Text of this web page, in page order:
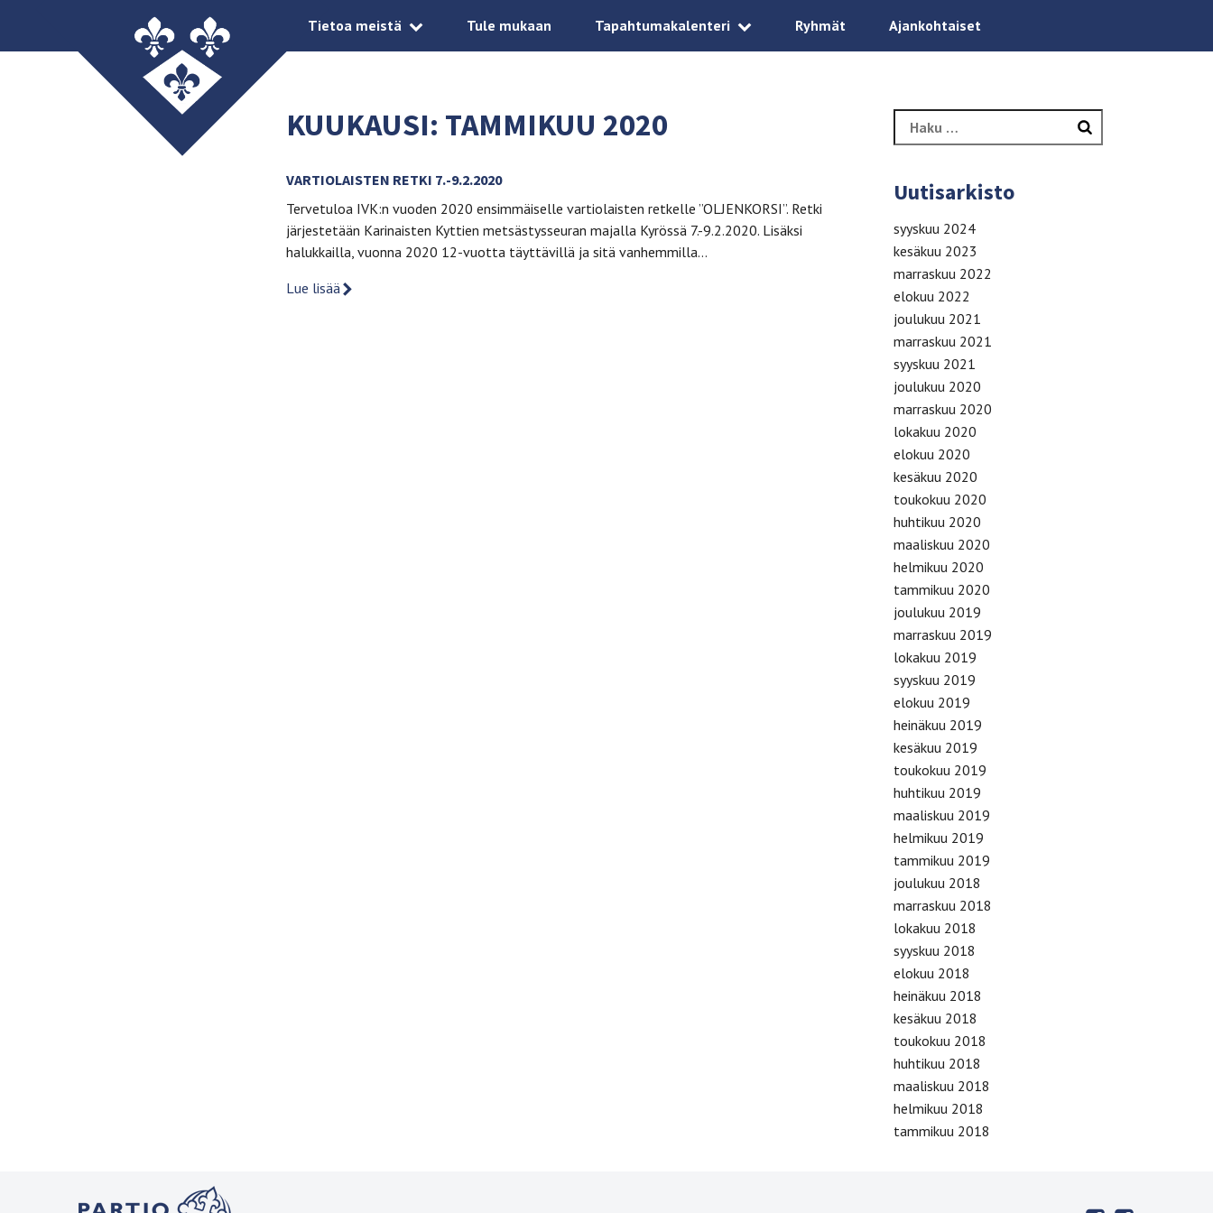
Tietoa meistä Tule mukaan Tapahtumakalenteri Ryhmät Ajankohtaiset
KUUKAUSI: TAMMIKUU 2020
VARTIOLAISTEN RETKI 7.-9.2.2020
Tervetuloa IVK:n vuoden 2020 ensimmäiselle vartiolaisten retkelle ”OLJENKORSI”. Retki
järjestetään Karinaisten Kyttien metsästysseuran majalla Kyrössä 7.-9.2.2020. Lisäksi
halukkailla, vuonna 2020 12-vuotta täyttävillä ja sitä vanhemmilla…
Lue lisää
Haku:
Uutisarkisto
syyskuu 2024
kesäkuu 2023
marraskuu 2022
elokuu 2022
joulukuu 2021
marraskuu 2021
syyskuu 2021
joulukuu 2020
marraskuu 2020
lokakuu 2020
elokuu 2020
kesäkuu 2020
toukokuu 2020
huhtikuu 2020
maaliskuu 2020
helmikuu 2020
tammikuu 2020
joulukuu 2019
marraskuu 2019
lokakuu 2019
syyskuu 2019
elokuu 2019
heinäkuu 2019
kesäkuu 2019
toukokuu 2019
huhtikuu 2019
maaliskuu 2019
helmikuu 2019
tammikuu 2019
joulukuu 2018
marraskuu 2018
lokakuu 2018
syyskuu 2018
elokuu 2018
heinäkuu 2018
kesäkuu 2018
toukokuu 2018
huhtikuu 2018
maaliskuu 2018
helmikuu 2018
tammikuu 2018